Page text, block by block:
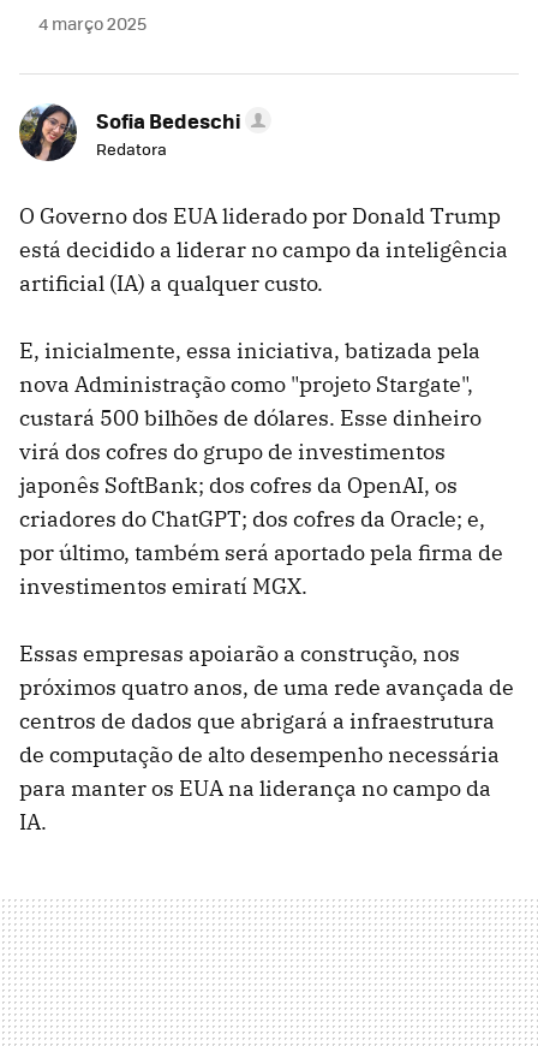
4 março 2025
Sofia Bedeschi
Redatora
O Governo dos EUA liderado por Donald Trump
está decidido a liderar no campo da inteligência
artificial (IA) a qualquer custo.
E, inicialmente, essa iniciativa, batizada pela
nova Administração como "projeto Stargate",
custará 500 bilhões de dólares. Esse dinheiro
virá dos cofres do grupo de investimentos
japonês SoftBank; dos cofres da OpenAI, os
criadores do ChatGPT; dos cofres da Oracle; e,
por último, também será aportado pela firma de
investimentos emiratí MGX.
Essas empresas apoiarão a construção, nos
próximos quatro anos, de uma rede avançada de
centros de dados que abrigará a infraestrutura
de computação de alto desempenho necessária
para manter os EUA na liderança no campo da
IA.